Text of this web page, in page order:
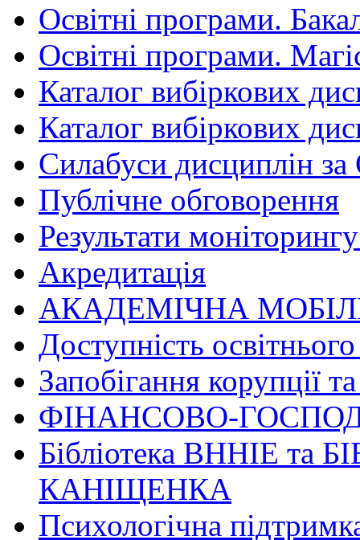
Освітні програми.
Освітні програми.
Каталог вибіркових
Каталог вибіркових
Силабуси дисциплін
Публічне обговорення
Результати
Акредитація
АКАДЕМІЧНА
Доступність
Запобігання корупції
ФІНАНСОВО-
Бібліотека ВННІЕ та
КАНІЩЕНКА
Психологічна